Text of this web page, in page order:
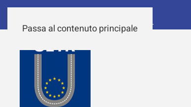
Passa al contenuto principale